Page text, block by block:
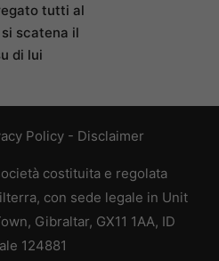
tutti al
scatena il
di lui
Policy- Disclaimer
costituita e regolata
con sede legale in Unit
Gibraltar, GX11 1AA, ID
124881